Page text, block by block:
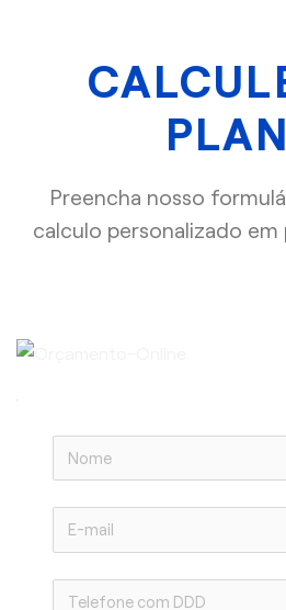
Preencha nosso
calculo personalizado